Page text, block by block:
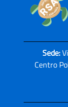
Sede:
Centro